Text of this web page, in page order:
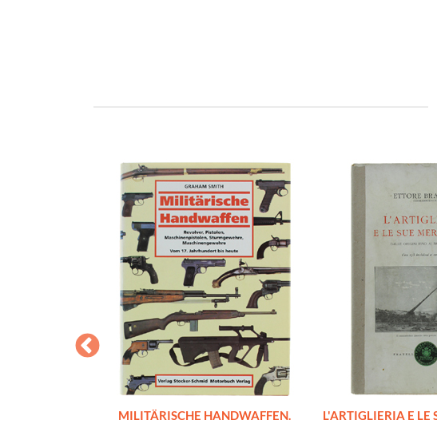
MILITÄRISCHE HANDWAFFEN.
L'ARTIGLIERIA E LE